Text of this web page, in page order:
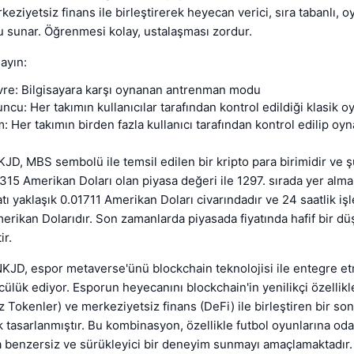
finans ile birleştirerek heyecan verici, sıra tabanlı,
Öğrenmesi kolay, ustalaşması zordur.
Bilgisayara karşı oynanan antrenman modu
Her takımın kullanıcılar tarafından kontrol edildiği klasik
Her takımın birden fazla kullanıcı tarafından kontrol edilip
MBS sembolü ile temsil edilen bir kripto para birimidir ve
Amerikan Doları olan piyasa değeri ile 1297. sırada yer
yaklaşık 0.01711 Amerikan Doları civarındadır ve 24 saatlik
Dolarıdır. Son zamanlarda piyasada fiyatında hafif bir
espor metaverse'ünü blockchain teknolojisi ile entegre
ediyor. Esporun heyecanını blockchain'in yenilikçi
Tokenler) ve merkeziyetsiz finans (DeFi) ile birleştiren bir
Bu kombinasyon, özellikle futbol oyunlarına
benzersiz ve sürükleyici bir deneyim sunmayı amaçlamaktadır.